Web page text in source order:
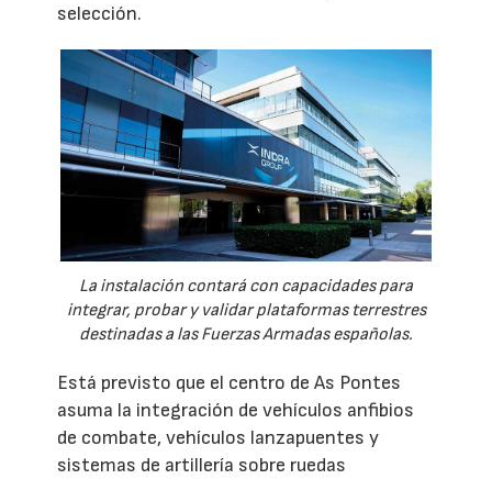
selección.
La instalación contará con capacidades para
integrar, probar y validar plataformas terrestres
destinadas a las Fuerzas Armadas españolas.
Está previsto que el centro de As Pontes
asuma la integración de vehículos anfibios
de combate, vehículos lanzapuentes y
sistemas de artillería sobre ruedas